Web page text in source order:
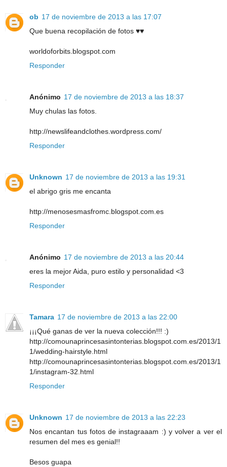
ob 17 de noviembre de 2013 a las 17:07
Que buena recopilación de fotos ♥♥
worldoforbits.blogspot.com
Responder
Anónimo 17 de noviembre de 2013 a las 18:37
Muy chulas las fotos.
http://newslifeandclothes.wordpress.com/
Responder
Unknown 17 de noviembre de 2013 a las 19:31
el abrigo gris me encanta
http://menosesmasfromc.blogspot.com.es
Responder
Anónimo 17 de noviembre de 2013 a las 20:44
eres la mejor Aida, puro estilo y personalidad <3
Responder
Tamara 17 de noviembre de 2013 a las 22:00
¡¡¡Qué ganas de ver la nueva colección!!! :)
http://comounaprincesasintonterias.blogspot.com.es/2013/1
1/wedding-hairstyle.html
http://comounaprincesasintonterias.blogspot.com.es/2013/1
1/instagram-32.html
Responder
Unknown 17 de noviembre de 2013 a las 22:23
Nos encantan tus fotos de instagraaam :) y volver a ver el
resumen del mes es genial!!
Besos guapa